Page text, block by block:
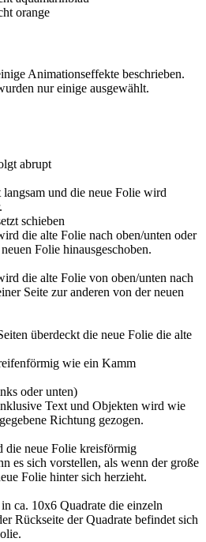
orange
Animationseffekte beschrieben.
nur einige ausgewählt.
abrupt
und die neue Folie wird
schieben
die alte Folie nach oben/unten oder
Folie hinausgeschoben.
die alte Folie von oben/unten nach
Seite zur anderen von der neuen
überdeckt die neue Folie die alte
wie ein Kamm
oder unten)
Text und Objekten wird wie
Richtung gezogen.
die neue Folie kreisförmig
es sich vorstellen, als wenn der große
Folie hinter sich herzieht.
ca. 10x6 Quadrate die einzeln
Rückseite der Quadrate befindet sich